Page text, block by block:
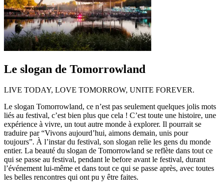
Le slogan de Tomorrowland
LIVE TODAY, LOVE TOMORROW, UNITE FOREVER.
Le slogan Tomorrowland, ce n’est pas seulement quelques jolis mots
liés au festival, c’est bien plus que cela ! C’est toute une histoire, une
expérience à vivre, un tout autre monde à explorer. Il pourrait se
traduire par “Vivons aujourd’hui, aimons demain, unis pour
toujours”. À l’instar du festival, son slogan relie les gens du monde
entier. La beauté du slogan de Tomorrowland se reflète dans tout ce
qui se passe au festival, pendant le before avant le festival, durant
l’événement lui-même et dans tout ce qui se passe après, avec toutes
les belles rencontres qui ont pu y être faites.